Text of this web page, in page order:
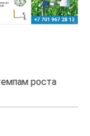
роста